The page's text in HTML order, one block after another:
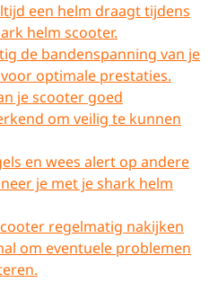
een helm draagt tijdens
helm scooter.
de bandenspanning van je
optimale prestaties.
je scooter goed
om veilig te kunnen
en wees alert op andere
je met je shark helm
regelmatig nakijken
om eventuele problemen